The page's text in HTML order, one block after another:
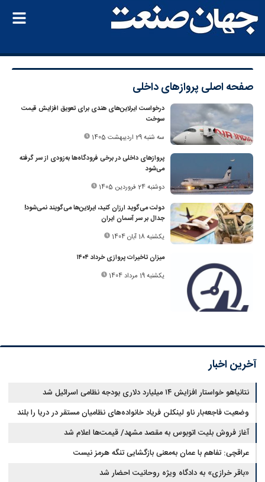
صفحه اصلی پروازهای داخلی
درخواست ایرلاین‌های هندی برای تعویق افزایش قیمت
سوخت
سه شنبه 29 اردیبهشت 1405
پروازهای داخلی در برخی فرودگاه‌ها به‌زودی از سر گرفته
می‌شود
دوشنبه 24 فروردین 1405
دولت می‌گوید ارزان کنید، ایرلاین‌ها می‌گویند نمی‌شود!
جدال بر سر آسمان ایران
یکشنبه 18 آبان 1404
میزان تاخیرات پروازی خرداد ۱۴۰۴
یکشنبه 19 مرداد 1404
آخرین اخبار
نتانیاهو خواستار افزایش ۱۴ میلیارد دلاری بودجه نظامی اسرائیل شد
وضعیت فاجعه‌بار ناو لینکلن فریاد خانواده‌های نظامیان مستقر در دریا را بلند
کردآغاز فروش بلیت اتوبوس به مقصد مشهد/ قیمت‌ها اعلام شد
عراقچی: تفاهم با عمان به‌معنی بازگشایی تنگه هرمز نیست
«باقر خرازی» به دادگاه ویژه روحانیت احضار شد